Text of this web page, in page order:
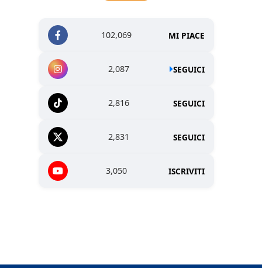
102,069 MI PIACE
2,087 SEGUICI
2,816 SEGUICI
2,831 SEGUICI
3,050 ISCRIVITI